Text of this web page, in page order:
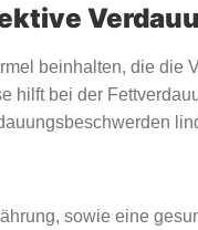
beinhalten, die die
hilft bei der
sowie eine